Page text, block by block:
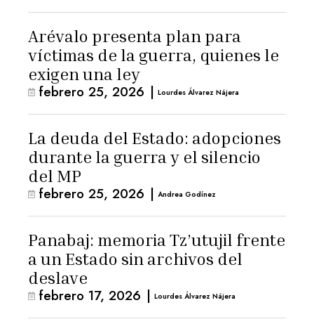
Arévalo presenta plan para
víctimas de la guerra, quienes le
exigen una ley
febrero 25, 2026 | Lourdes Álvarez Nájera
La deuda del Estado: adopciones
durante la guerra y el silencio
del MP
febrero 25, 2026 | Andrea Godínez
Panabaj: memoria Tz’utujil frente
a un Estado sin archivos del
deslave
febrero 17, 2026 | Lourdes Álvarez Nájera